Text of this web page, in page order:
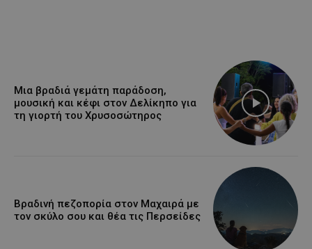
Μια βραδιά γεμάτη παράδοση,
μουσική και κέφι στον Δελίκηπο για
τη γιορτή του Χρυσοσώτηρος
Βραδινή πεζοπορία στον Μαχαιρά με
τον σκύλο σου και θέα τις Περσείδες